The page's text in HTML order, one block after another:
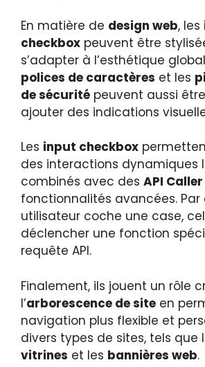
En matière de design web, les
checkbox peuvent être
s’adapter à l’esthétique
polices de caractères et les
de sécurité peuvent aussi
ajouter des indications
Les input checkbox
des interactions dynamiques
combinés avec des API Caller
fonctionnalités avancées. Par
utilisateur coche une case,
déclencher une fonction
requête API.
Finalement, ils jouent un rôle
l’arborescence de site en
navigation plus flexible et
divers types de sites, tels que
vitrines et les bannières web.